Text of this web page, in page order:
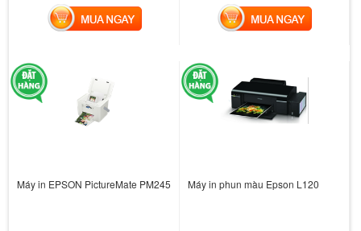
MUA NGAY MUA NGAY
Máy in EPSON PictureMate PM245 Máy in phun màu Epson L120